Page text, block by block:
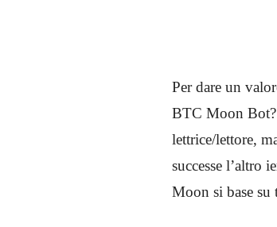
Per dare un
BTC Moon Bot?
lettrice/lettore,
successe l’altro
Moon si base su